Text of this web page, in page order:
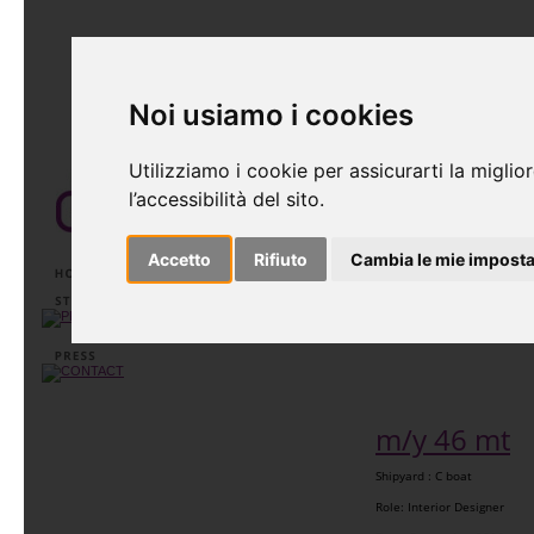
Noi usiamo i cookies
Utilizziamo i cookie per assicurarti la
l’accessibilità del sito.
Accetto Rifiuto Cambia le mie
m/y 46 mt
Shipyard : C boat
Role: Interior Designer